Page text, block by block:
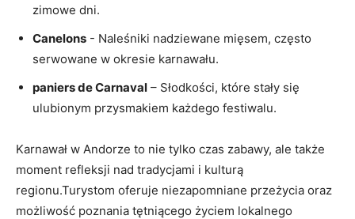
zimowe dni.
Canelons ‍- ‍Naleśniki⁢ nadziewane mięsem, często
serwowane ‌w okresie karnawału.
paniers de Carnaval – Słodkości, które stały się
ulubionym przysmakiem każdego festiwalu.
Karnawał​ w Andorze ‍to nie ‍tylko‍ czas ‍zabawy, ale⁤ także
moment refleksji nad ⁣tradycjami i kulturą
regionu.Turystom oferuje niezapomniane przeżycia oraz‌
możliwość ‌poznania tętniącego życiem lokalnego